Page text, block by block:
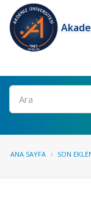
Ara
ANA SAYFA SON